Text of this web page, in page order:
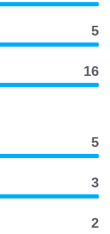
5
16
5
3
2